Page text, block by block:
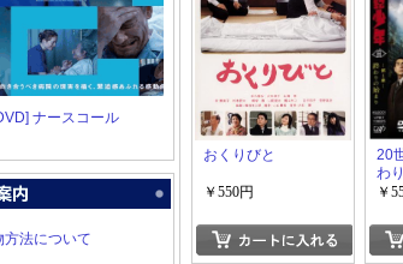
ナースコール
方法について
おくりびと
￥550円
20
わ
￥